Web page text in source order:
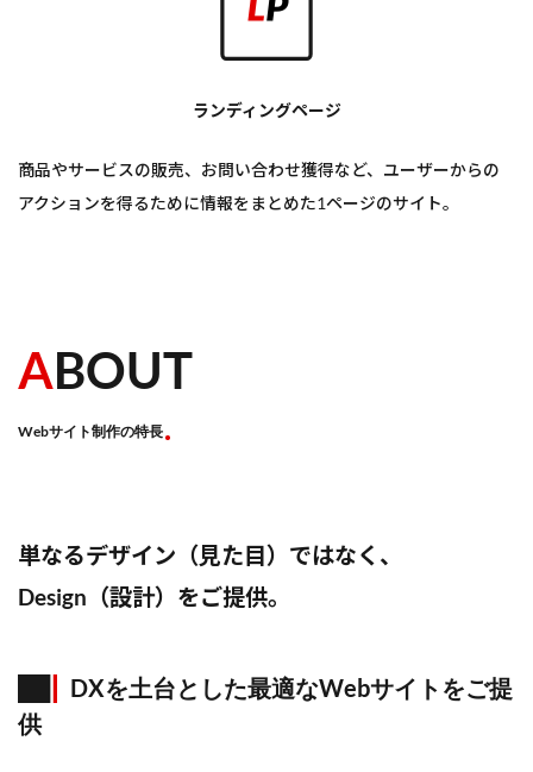
ランディングページ
商品やサービスの販売、お問い合わせ獲得など、ユーザーからの
アクションを得るために情報をまとめた1ページのサイト。
ABOUT
Webサイト制作の特長
単なるデザイン（見た目）ではなく、
Design（設計）をご提供。
DXを土台とした最適なWebサイトをご提
供